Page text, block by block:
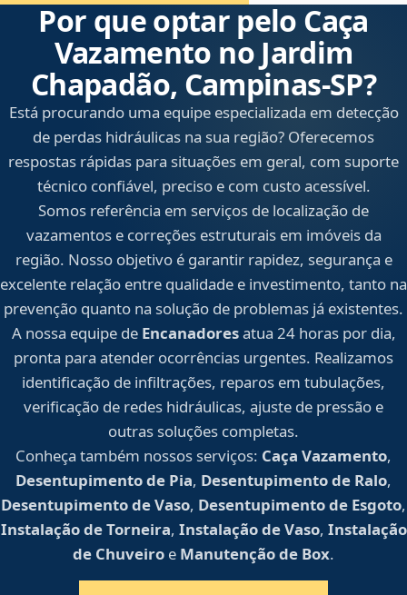
Por que optar pelo Caça
Vazamento no Jardim
Chapadão, Campinas‑SP?
Está procurando uma equipe especializada em detecção
de perdas hidráulicas na sua região? Oferecemos
respostas rápidas para situações em geral, com suporte
técnico confiável, preciso e com custo acessível.
Somos referência em serviços de localização de
vazamentos e correções estruturais em imóveis da
região. Nosso objetivo é garantir rapidez, segurança e
excelente relação entre qualidade e investimento, tanto na
prevenção quanto na solução de problemas já existentes.
A nossa equipe de Encanadoresatua 24 horas por dia,
pronta para atender ocorrências urgentes. Realizamos
identificação de infiltrações, reparos em tubulações,
verificação de redes hidráulicas, ajuste de pressão e
outras soluções completas.
Conheça também nossos serviços: Caça Vazamento,
Desentupimento de Pia, Desentupimento de Ralo,
Desentupimento de Vaso, Desentupimento de Esgoto,
Instalação de Torneira, Instalação de Vaso, Instalação
de Chuveiro e Manutenção de Box.